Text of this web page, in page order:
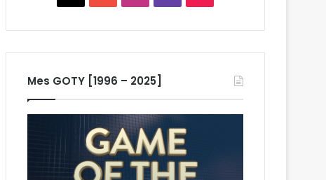
Mes GOTY [1996 – 2025]